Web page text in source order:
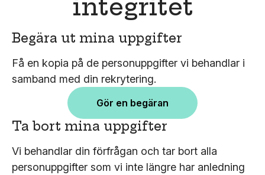
integritet
Begära ut mina uppgifter
Få en kopia på de personuppgifter vi behandlar i
samband med din rekrytering.
Gör en begäran
Ta bort mina uppgifter
Vi behandlar din förfrågan och tar bort alla
personuppgifter som vi inte längre har anledning